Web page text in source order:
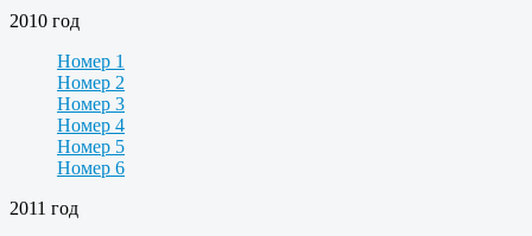
2010 год
Номер 1
Номер 2
Номер 3
Номер 4
Номер 5
Номер 6
2011 год